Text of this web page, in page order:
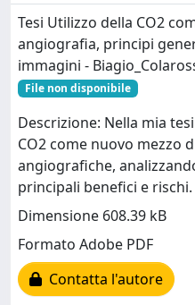
Tesi Utilizzo della CO2
angiografia, principi
immagini -
File non disponibile
Descrizione: Nella mia
CO2 come nuovo mezzo
angiografiche,
principali benefici e rischi.
Dimensione 608.39 kB
Formato Adobe PDF
Contatta l'autore